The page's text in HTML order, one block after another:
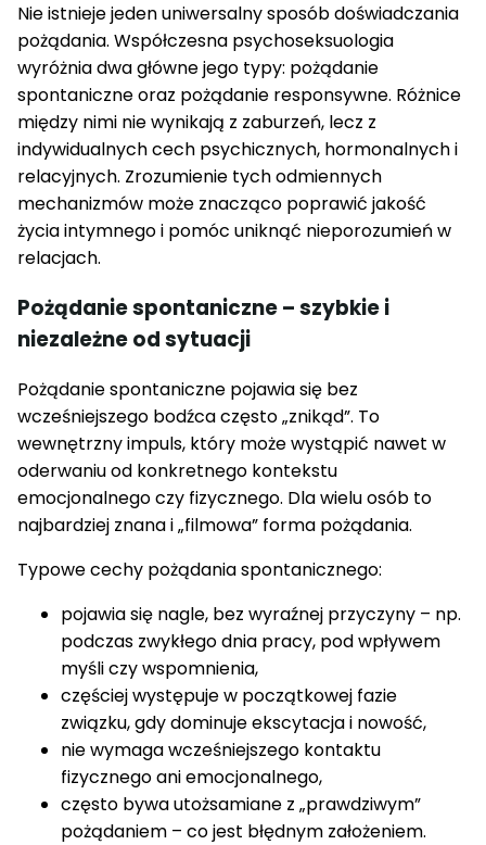
Nie istnieje jeden uniwersalny sposób doświadczania
pożądania. Współczesna psychoseksuologia
wyróżnia dwa główne jego typy: pożądanie
spontaniczne oraz pożądanie responsywne. Różnice
między nimi nie wynikają z zaburzeń, lecz z
indywidualnych cech psychicznych, hormonalnych i
relacyjnych. Zrozumienie tych odmiennych
mechanizmów może znacząco poprawić jakość
życia intymnego i pomóc uniknąć nieporozumień w
relacjach.
Pożądanie spontaniczne – szybkie i
niezależne od sytuacji
Pożądanie spontaniczne pojawia się bez
wcześniejszego bodźca często „znikąd”. To
wewnętrzny impuls, który może wystąpić nawet w
oderwaniu od konkretnego kontekstu
emocjonalnego czy fizycznego. Dla wielu osób to
najbardziej znana i „filmowa” forma pożądania.
Typowe cechy pożądania spontanicznego:
pojawia się nagle, bez wyraźnej przyczyny – np.
podczas zwykłego dnia pracy, pod wpływem
myśli czy wspomnienia,
częściej występuje w początkowej fazie
związku, gdy dominuje ekscytacja i nowość,
nie wymaga wcześniejszego kontaktu
fizycznego ani emocjonalnego,
często bywa utożsamiane z „prawdziwym”
pożądaniem – co jest błędnym założeniem.